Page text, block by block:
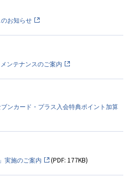
お知らせ
ンテナンスのご案内
ンカード・プラス入会特典ポイント加算
実施のご案内 (PDF: 177KB)